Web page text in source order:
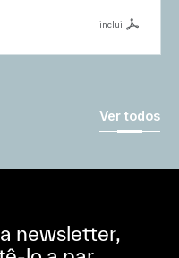
inclui
Ver todos
newsletter,